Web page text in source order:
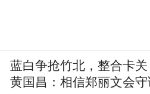
蓝白争抢竹北，整合卡关
黄国昌：相信郑丽文会守